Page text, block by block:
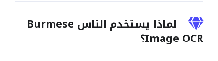
لماذا يستخدم الناس Burmese
Image OCR؟